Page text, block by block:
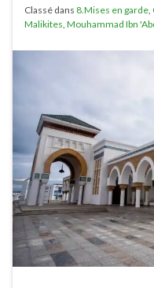
Classé dans 8.Mises en garde
Malikites Mouhammad Ibn